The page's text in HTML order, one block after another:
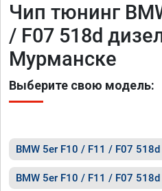
Чип тюнинг
/ F07 518d
Мурманске
Выберите свою модель:
BMW 5er F10 / F11 / F07
BMW 5er F10 / F11 / F07